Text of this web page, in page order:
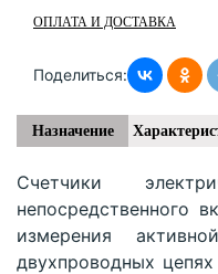
ОПЛАТА И ДОСТАВКА
Поделиться:
Назначение
Счетчики
непосредственного
измерения
двухпроводных